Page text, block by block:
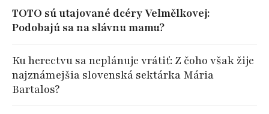
TOTO sú utajované dcéry Velmělkovej:
Podobajú sa na slávnu mamu?
Ku herectvu sa neplánuje vrátiť: Z čoho však žije
najznámejšia slovenská sektárka Mária
Bartalos?